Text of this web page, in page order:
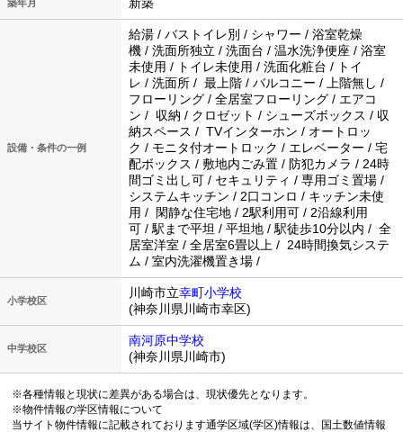
築年月
設備・条件の一例
給湯 / バストイレ別 / シャワー / 浴室乾燥
機 / 洗面所独立 / 洗面台 / 温水洗浄便座 / 浴室
未使用 / トイレ未使用 / 洗面化粧台 / トイ
レ / 洗面所 / 最上階 / バルコニー / 上階無し /
フローリング / 全居室フローリング / エアコ
ン / 収納 / クロゼット / シューズボックス / 収
納スペース / TVインターホン / オートロッ
ク / モニタ付オートロック / エレベーター / 宅
配ボックス / 敷地内ごみ置 / 防犯カメラ / 24時
間ゴミ出し可 / セキュリティ / 専用ゴミ置場 /
システムキッチン / 2口コンロ / キッチン未使
用 / 閑静な住宅地 / 2駅利用可 / 2沿線利用
可 / 駅まで平坦 / 平坦地 / 駅徒歩10分以内 / 全
居室洋室 / 全居室6畳以上 / 24時間換気システ
ム / 室内洗濯機置き場 /
小学校区
川崎市立幸町小学校
(神奈川県川崎市幸区)
中学校区
南河原中学校
(神奈川県川崎市)
※各種情報と現状に差異がある場合は、現状優先となります。
※物件情報の学区情報について
当サイト物件情報に記載されております通学区域(学区)情報は、国土数値情報